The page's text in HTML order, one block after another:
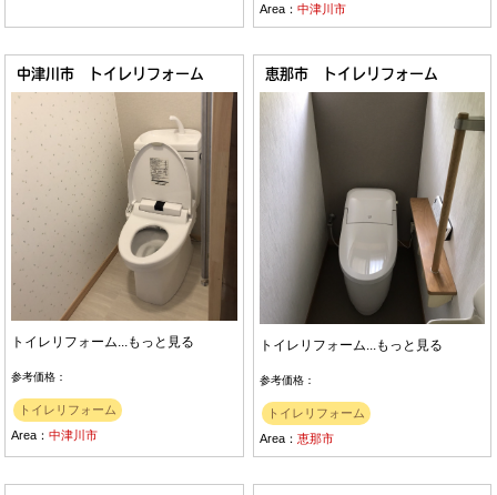
Area：中津川市
中津川市 トイレリフォーム
トイレリフォーム...もっと見る
参考価格：
トイレリフォーム
Area：中津川市
恵那市 トイレリフォーム
トイレリフォーム... もっと見る
参考価格：
トイレリフォーム
Area：恵那市